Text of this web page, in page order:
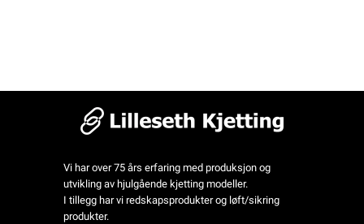
Vi har over 75 års erfaring med produksjon og
utvikling av hjulgående kjetting modeller.
I tillegg har vi redskapsprodukter og løft/sikring
produkter.